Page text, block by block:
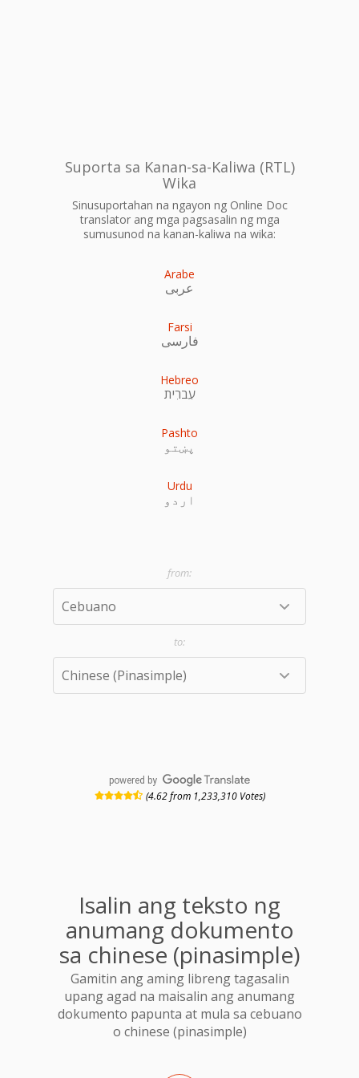
Suporta sa Kanan-sa-Kaliwa (RTL)
Wika
Sinusuportahan na ngayon ng Online Doc
translator ang mga pagsasalin ng mga
sumusunod na kanan-kaliwa na wika:
Arabe
عربى
Farsi
فارسی
Hebreo
עִברִית
Pashto
پښتو
Urdu
اردو
powered by
(4.62 from 1,233,310 Votes)
Isalin ang teksto ng
anumang dokumento
sa chinese (pinasimple)
Gamitin ang aming libreng tagasalin
upang agad na maisalin ang anumang
dokumento papunta at mula sa cebuano
o chinese (pinasimple)